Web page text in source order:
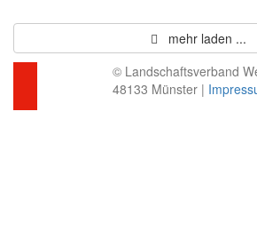
mehr laden ...
© Landschaftsverband
48133 Münster |